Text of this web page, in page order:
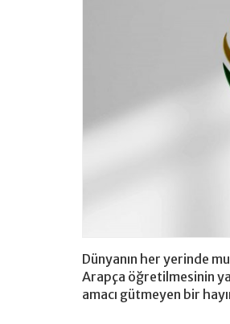
Dünyanın her yerinde
Arapça öğretilmesinin
amacı gütmeyen bir